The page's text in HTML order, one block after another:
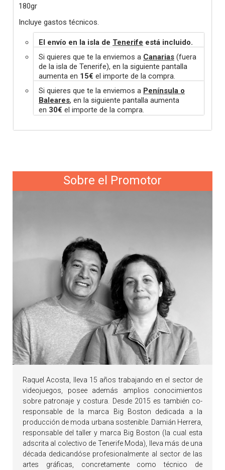
180gr
Incluye gastos técnicos.
El envío en la isla de Tenerife está incluido.
Si quieres que te la enviemos a Canarias (fuera
de la isla de Tenerife), en la siguiente pantalla
aumenta en 15€ el importe de la compra.
Si quieres que te la enviemos a Península o
Baleares, en la siguiente pantalla aumenta
en 30€ el importe de la compra.
Sobre el Promotor
Raquel Acosta, lleva 15 años trabajando en el sector de
videojuegos, posee además amplios conocimientos
sobre patronaje y costura. Desde 2015 es también co-
responsable de la marca Big Boston dedicada a la
producción de moda urbana sostenible. Damián Herrera,
responsable del taller y marca Big Boston (la cual esta
adscrita al colectivo de Tenerife Moda), lleva más de una
década dedicandóse profesionalmente al sector de las
artes gráficas, concretamente como técnico de